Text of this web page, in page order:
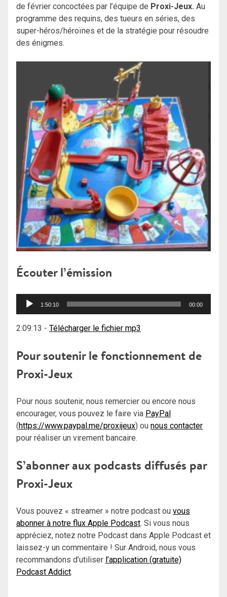
de février concoctées par l’équipe de Proxi-Jeux. Au
programme des requins, des tueurs en séries, des
super-héros/héroïnes et de la stratégie pour résoudre
des énigmes.
Écouter l’émission
Lecteur
1:50:10 00:00
2:09:13 - Télécharger le fichier mp3
Pour soutenir le fonctionnement de
Proxi-Jeux
Pour nous soutenir, nous remercier ou encore nous
encourager, vous pouvez le faire via PayPal
(https://www.paypal.me/proxijeux) ou nous contacter
pour réaliser un virement bancaire.
S’abonner aux podcasts diffusés par
Proxi-Jeux
Vous pouvez « streamer » notre podcast ou vous
abonner à notre flux Apple Podcast. Si vous nous
appréciez, notez notre Podcast dans Apple Podcast et
laissez-y un commentaire ! Sur Android, nous vous
recommandons d’utiliser l’application (gratuite)
Podcast Addict.